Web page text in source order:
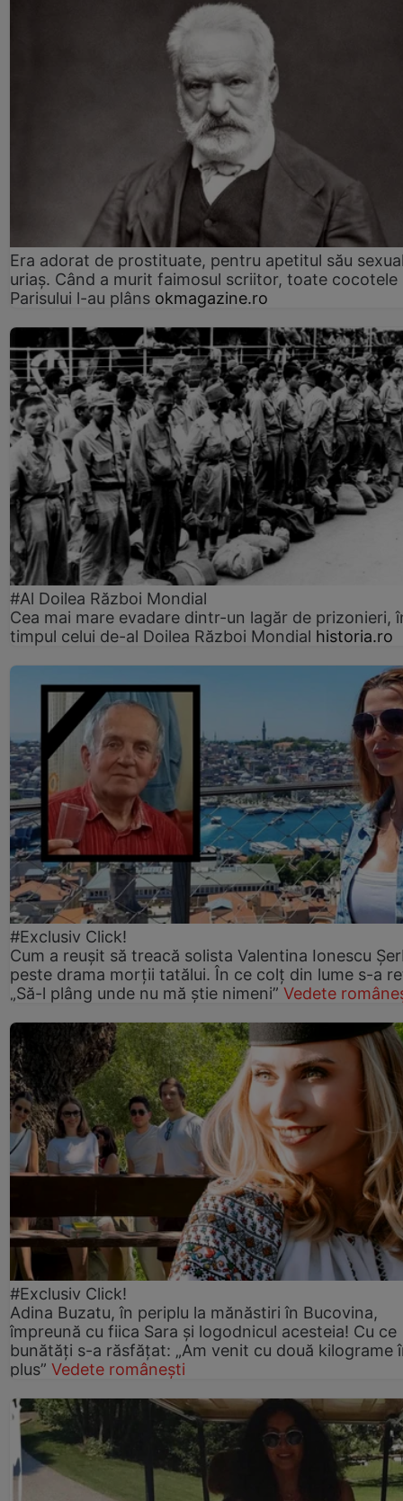
Era adorat de prostituate, pentru apetitul său
uriaș. Când a murit faimosul scriitor, toate cocotele
Parisului l-au plâns okmagazine.ro
#Al Doilea Război Mondial
Cea mai mare evadare dintr-un lagăr de prizonieri,
timpul celui de-al Doilea Război Mondial historia.ro
#Exclusiv Click!
Cum a reușit să treacă solista Valentina Ionescu
peste drama morții tatălui. În ce colț din lume s-a
„Să-l plâng unde nu mă știe nimeni” Vedete
#Exclusiv Click!
Adina Buzatu, în periplu la mănăstiri în Bucovina,
împreună cu fiica Sara și logodnicul acesteia! Cu ce
bunătăți s-a răsfățat: „Am venit cu două kilograme
plus” Vedete românești